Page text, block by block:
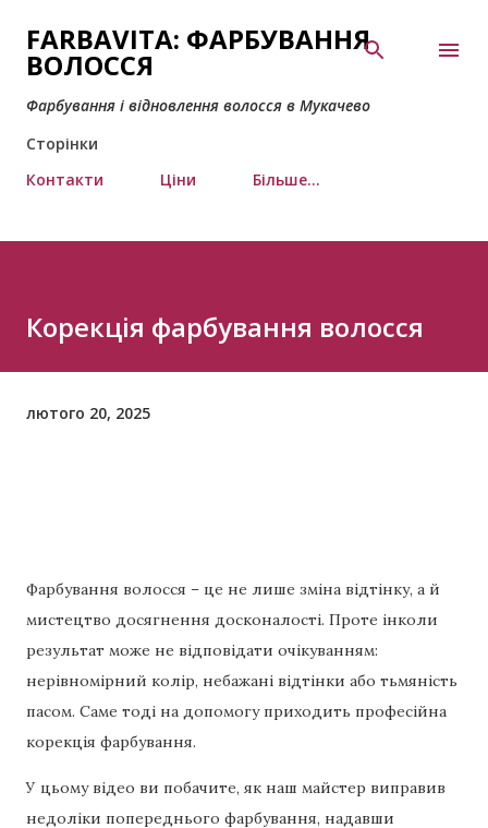
Перейти до основного вмісту
FARBAVITA: ФАРБУВАННЯ
ВОЛОССЯ
Фарбування і відновлення волосся в Мукачево
Сторінки
Контакти
Ціни Більше…
Корекція фарбування волосся
лютого 20, 2025
Фарбування волосся – це не лише зміна відтінку, а й
мистецтво досягнення досконалості. Проте інколи
результат може не відповідати очікуванням:
нерівномірний колір, небажані відтінки або тьмяність
пасом. Саме тоді на допомогу приходить професійна
корекція фарбування.
У цьому відео ви побачите, як наш майстер виправив
недоліки попереднього фарбування, надавши